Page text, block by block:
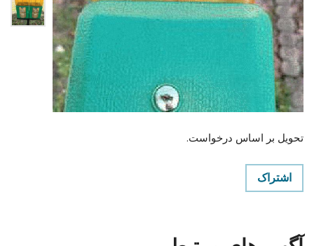
تحویل بر اساس درخواست.
اشتراک